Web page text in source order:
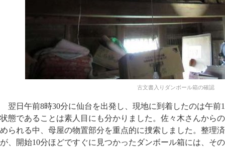
古文書入りダンボール箱の確認
翌日午前8時30分に仙台を出発し、現地に到着したのは午前
状態であることは素人目にも分かりました。佐々木さんから
められる中、母屋の物置部分を重点的に捜索しました。整理
が、開始10分ほどですぐに見つかったダンボール箱には、そ